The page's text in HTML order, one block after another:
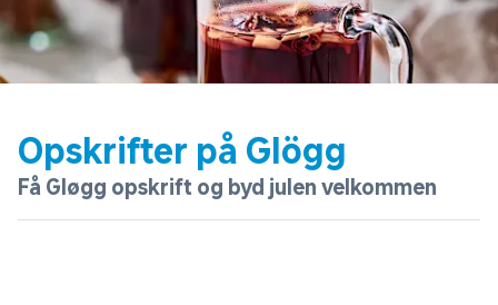
Opskrifter på Glögg
Få Gløgg opskrift og byd julen velkommen